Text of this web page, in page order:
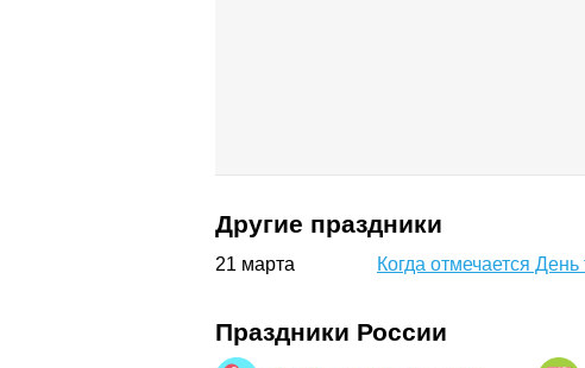
Другие праздники
21 марта Когда отмечается
Праздники России